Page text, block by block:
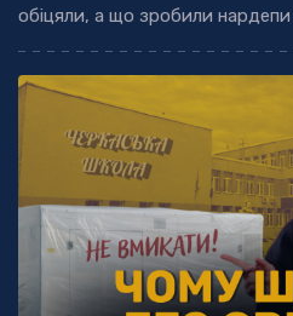
обіцяли, а що зробили